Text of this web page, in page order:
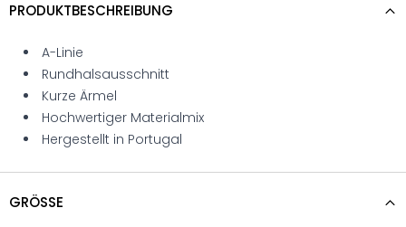
PRODUKTBESCHREIBUNG
A-Linie
Rundhalsausschnitt
Kurze Ärmel
Hochwertiger Materialmix
Hergestellt in Portugal
GRÖSSE